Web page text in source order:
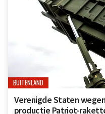
BUITENLAND
Verenigde Staten
productie Patriot-